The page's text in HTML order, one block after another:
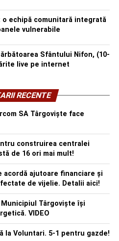
echipă comunitară integrată
vulnerabile
Sfântului Nifon, (10-
live pe internet
RECENTE
SA Târgoviște face
construirea centralei
de 16 ori mai mult!
acordă ajutoare financiare și
de vijelie. Detalii aici!
Târgoviște își
VIDEO
la Voluntari. 5-1 pentru gazde!